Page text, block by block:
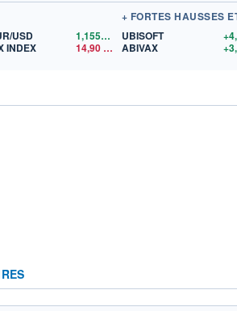
USD 1,1559$US
INDEX
14,90
+ FORTES HAUSSES
UBISOFT
ABIVAX